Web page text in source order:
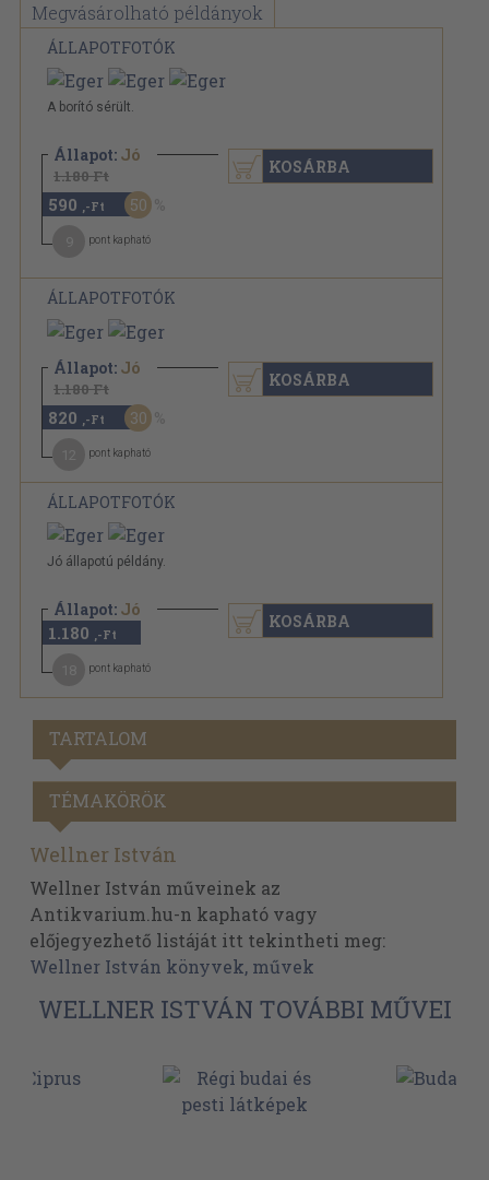
Megvásárolható példányok
ÁLLAPOTFOTÓK
A borító sérült.
Állapot: Jó
1.180 Ft
590 ,-Ft 50
pont kapható
KOSÁRBA
ÁLLAPOTFOTÓK
Állapot: Jó
1.180 Ft
820 ,-Ft 30
pont kapható
KOSÁRBA
ÁLLAPOTFOTÓK
Jó állapotú példány.
Állapot: Jó
1.180 ,-Ft
pont kapható
KOSÁRBA
TARTALOM
TÉMAKÖRÖK
Wellner István
Wellner István műveinek az
Antikvarium.hu-n kapható vagy
előjegyezhető listáját itt tekintheti meg:
Wellner István könyvek, művek
WELLNER ISTVÁN TOVÁBBI MŰVEI